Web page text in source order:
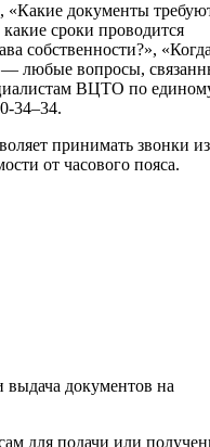
«Какие документы
сроки проводится
собственности?»,
— любые вопросы,
ВЦТО по
34–34.
принимать звонки из
от часового пояса.
документов на
для подачи или